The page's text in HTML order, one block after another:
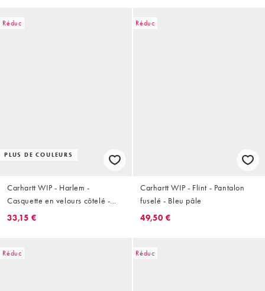
Réduc
PLUS DE COULEURS
Carhartt WIP - Harlem -
Casquette en velours côtelé -
Marron
33,15 €
Réduc
Carhartt WIP - Flint - Pantalon
fuselé - Bleu pâle
49,50 €
Réduc Réduc